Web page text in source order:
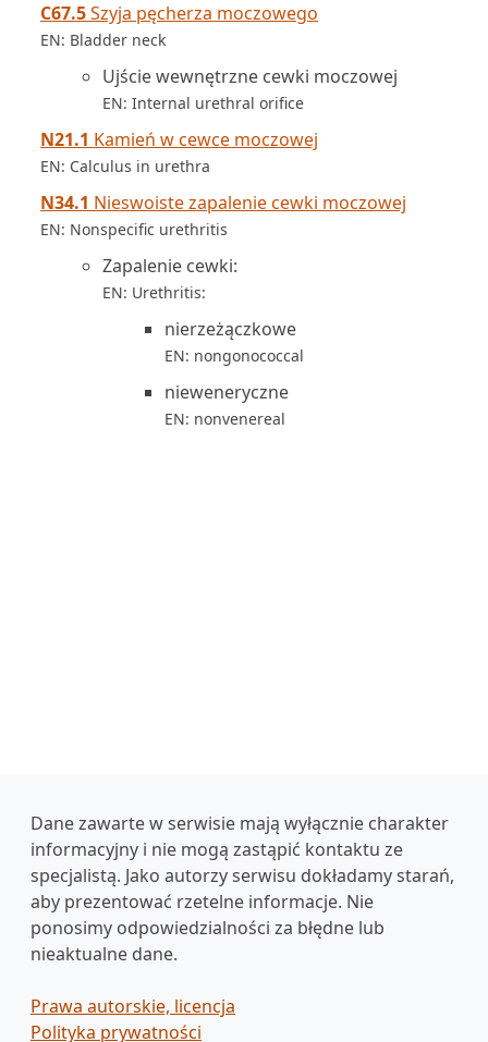
C67.5Szyja pęcherza moczowego
EN: Bladder neck
Ujście wewnętrzne cewki moczowej
EN: Internal urethral orifice
N21.1 Kamień w cewce moczowej
EN: Calculus in urethra
N34.1 Nieswoiste zapalenie cewki moczowej
EN: Nonspecific urethritis
Zapalenie cewki:
EN: Urethritis:
nierzeżączkowe
EN: nongonococcal
nieweneryczne
EN: nonvenereal
Dane zawarte w serwisie mają wyłącznie charakter
informacyjny i nie mogą zastąpić kontaktu ze
specjalistą. Jako autorzy serwisu dokładamy starań,
aby prezentować rzetelne informacje. Nie
ponosimy odpowiedzialności za błędne lub
nieaktualne dane.
Prawa autorskie, licencja
Polityka prywatności